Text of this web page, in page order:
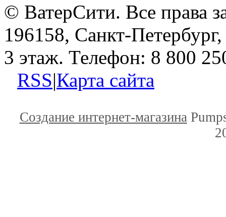
© ВатерСити. Все права
196158, Санкт-
3 этаж. Телефон: 8 800
RSS|Карта сайта
Создание интернет-магазина